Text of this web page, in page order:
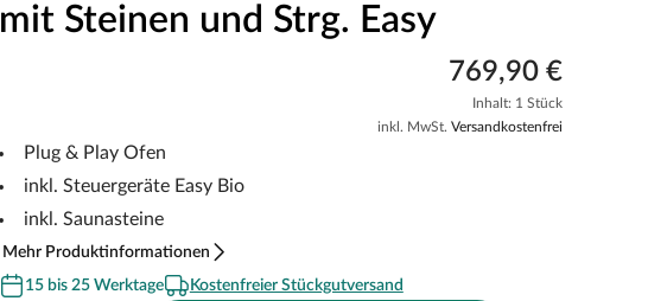
mit Steinen und Strg. Easy
769,90 €
Inhalt: 1 Stück
inkl. MwSt. Versandkostenfrei
Plug & Play Ofen
inkl. Steuergeräte Easy Bio
inkl. Saunasteine
Mehr Produktinformationen
15 bis 25 Werktage
Kostenfreier Stückgutversand